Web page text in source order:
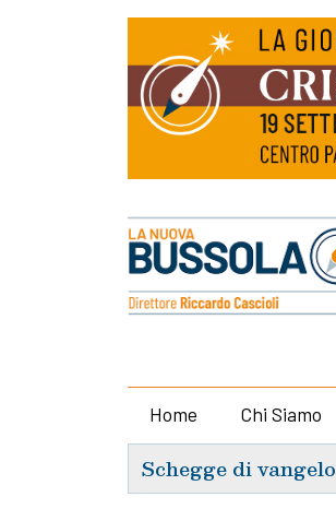
Home Chi Siamo
Schegge di vangelo